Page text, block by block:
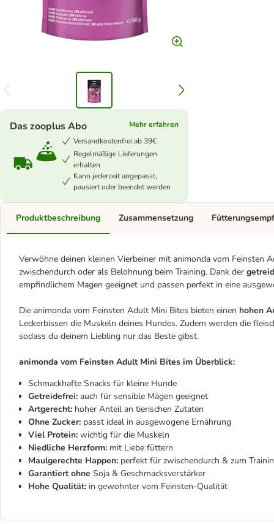
Das zooplus Abo
Mehr erfahren
Versandkostenfrei ab 39€
Regelmäßige Lieferungen
erhalten
Kann jederzeit angepasst,
pausiert oder beendet werden
Produktbeschreibung
Verwöhne deinen kleinen Vierbeiner mit animonda vom Feinsten
zwischendurch oder als Belohnung beim Training. Dank der
empfindlichem Magen geeignet und passen perfekt in eine
Die animonda vom Feinsten Adult Mini Bites bieten einen hohen
Leckerbissen die Muskeln deines Hundes. Zudem werden die
sodass du deinem Liebling nur das Beste gibst.
animonda vom Feinsten Adult Mini Bites im Überblick:
Schmackhafte Snacks für kleine Hunde
Getreidefrei: auch für sensible Mägen geeignet
Artgerecht: hoher Anteil an tierischen Zutaten
Ohne Zucker: passt ideal in ausgewogene Ernährung
Viel Protein: wichtig für die Muskeln
Niedliche Herzform: mit Liebe füttern
Maulgerechte Happen: perfekt für zwischendurch & zum
Garantiert ohne Soja & Geschmacksverstärker
Hohe Qualität: in gewohnter vom Feinsten-Qualität
Zusammensetzung